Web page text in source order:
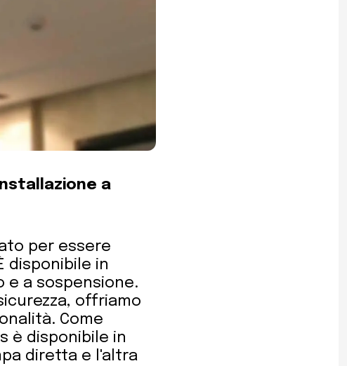
a
per essere
disponibile in
e a sospensione.
offriamo
Come
è disponibile in
diretta e l'altra